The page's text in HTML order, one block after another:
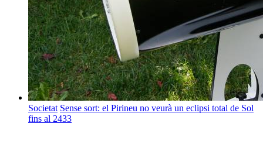
Societat Sense sort: el Pirineu no veurà un eclipsi total de Sol
fins al 2433